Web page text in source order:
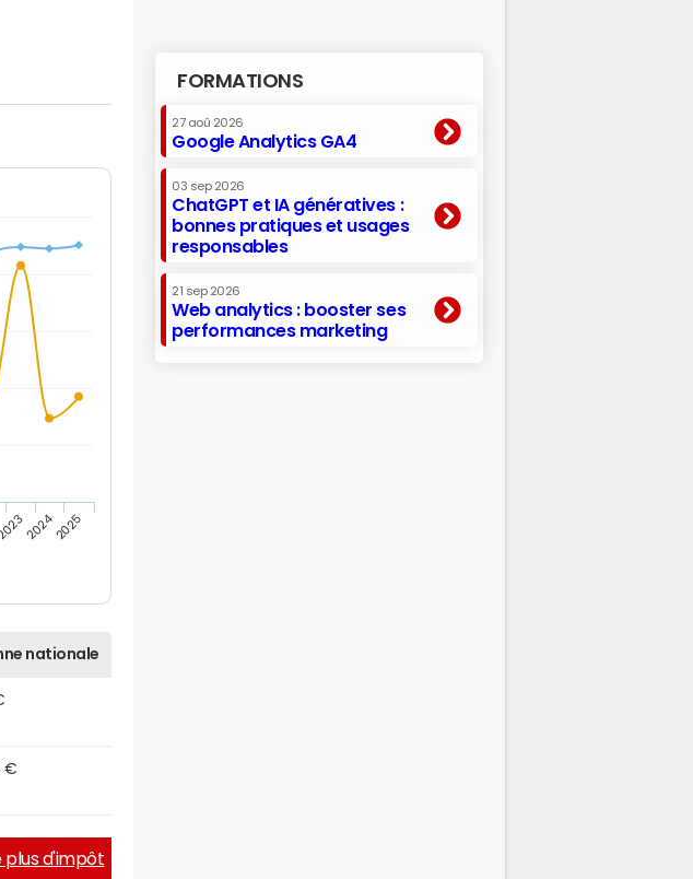
20242025
nationale
€
plus d'impôt
FORMATIONS
27 aoû 2026
Google Analytics GA4
03 sep 2026
ChatGPT et IA génératives :
bonnes pratiques et usages
responsables
21 sep 2026
Web analytics : booster ses
performances marketing